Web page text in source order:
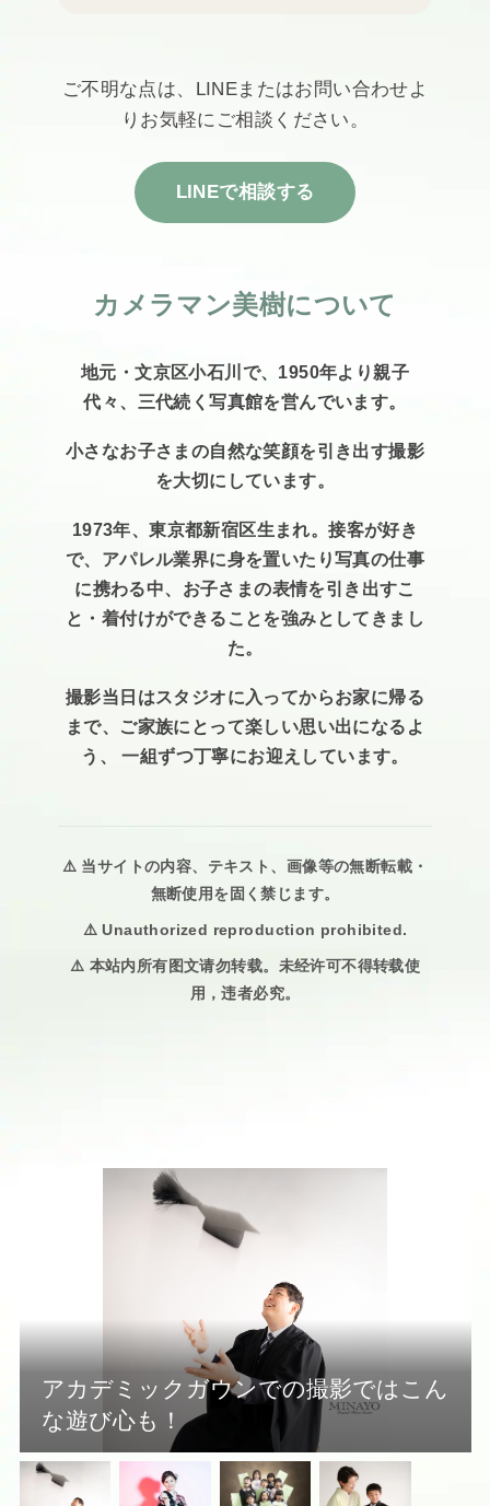
ご不明な点は、LINEまたはお問い合わせよ
りお気軽にご相談ください。
LINEで相談する
カメラマン美樹について
地元・文京区小石川で、1950年より親子
代々、 三代続く写真館を営んでいます。
小さなお子さまの自然な笑顔を引き出す撮影
を大切にしています。
1973年、東京都新宿区生まれ。接客が好き
で、アパレル業界に身を置いたり写真の仕事
に携わる中、お子さまの表情を引き出すこ
と・着付けができることを強みとしてきまし
た。
撮影当日はスタジオに入ってからお家に帰る
まで、ご家族にとって楽しい思い出になるよ
う、 一組ずつ丁寧にお迎えしています。
⚠️ 当サイトの内容、テキスト、画像等の無断転載・
無断使用を固く禁じます。
⚠️ Unauthorized reproduction prohibited.
⚠️ 本站内所有图文请勿转载。未经许可不得转载使
用，违者必究。
アカデミックガウンでの撮影ではこん
な遊び心も！